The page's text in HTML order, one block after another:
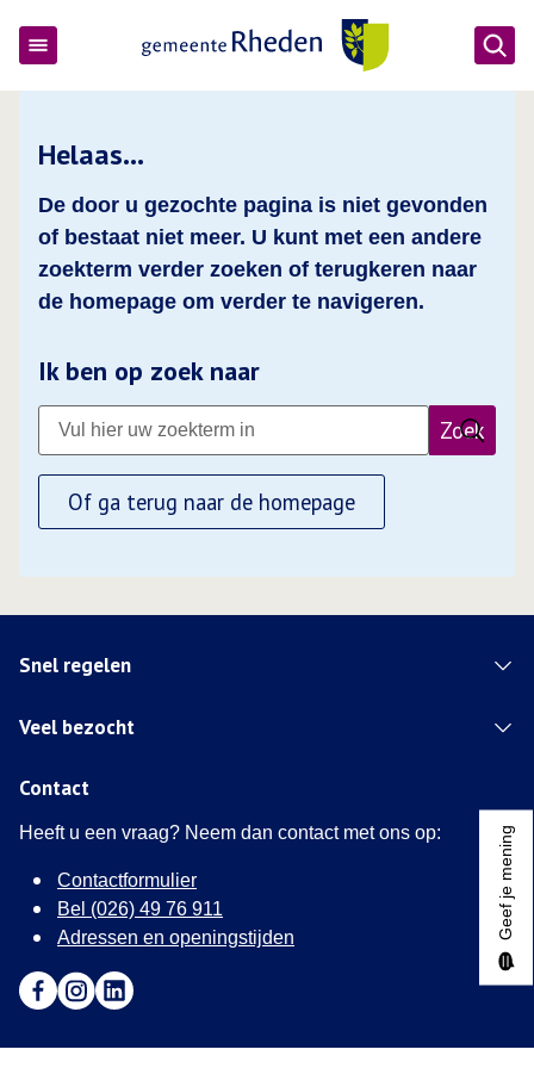
Helaas…
De door u gezochte pagina is niet gevonden
of bestaat niet meer. U kunt met een andere
zoekterm verder zoeken of terugkeren naar
de homepage om verder te navigeren.
Ik ben op zoek naar
Zoek
Of ga terug naar de homepage
Snel regelen
Veel bezocht
Contact
Heeft u een vraag? Neem dan contact met ons op:
Contactformulier
Bel (026) 49 76 911
Adressen en openingstijden
Geef je mening